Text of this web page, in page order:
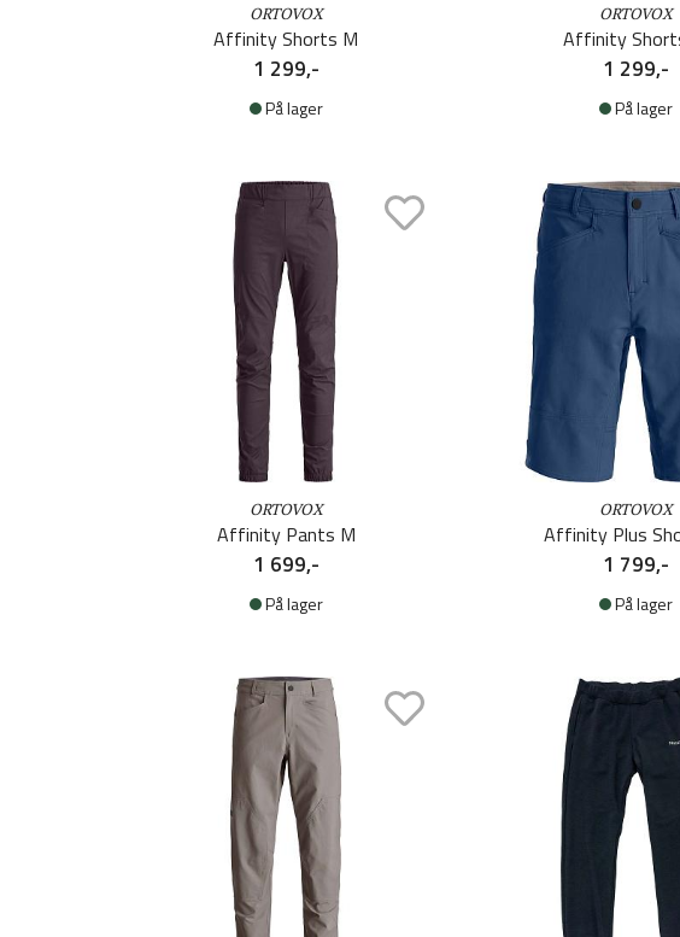
ORTOVOX
Affinity Shorts M
1 299,-
På lager
ORTOVOX
Affinity
1 299,-
På lager
ORTOVOX
Affinity Pants M
1 699,-
På lager
ORTOVOX
Affinity Plus
1 799,-
På lager